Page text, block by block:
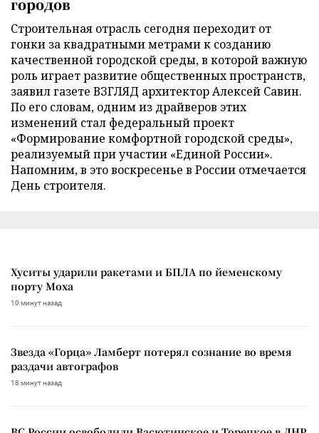
Строительная отрасль сегодня переходит от
гонки за квадратными метрами к созданию
качественной городской среды, в которой важную
роль играет развитие общественных пространств,
заявил газете ВЗГЛЯД архитектор Алексей Савин.
По его словам, одним из драйверов этих
изменений стал федеральный проект
«Формирование комфортной городской среды»,
реализуемый при участии «Единой России».
Напомним, в это воскресенье в России отмечается
День строителя.
Хуситы ударили ракетами и БПЛА по йеменскому
порту Моха
10 минут назад
Звезда «Горца» Ламберт потерял сознание во время
раздачи автографов
18 минут назад